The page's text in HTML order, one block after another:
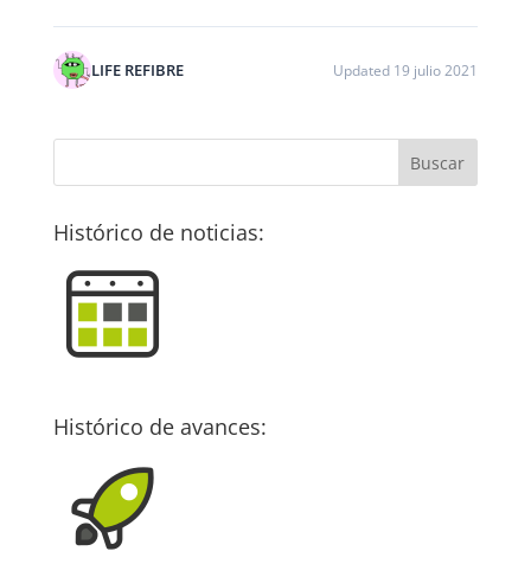
LIFE REFIBRE Updated 19 julio 2021
Histórico de noticias:
Histórico de avances: